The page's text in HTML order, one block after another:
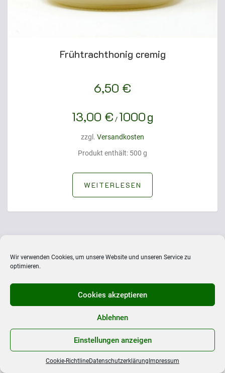
Wir verwenden Cookies, um unsere Website und unseren Service zu
optimieren.
Cookies akzeptieren
Ablehnen
Einstellungen anzeigen
Cookie-RichtlineDatenschutzerklärung Impressum
Frühtrachthonig cremig
6,50 €
13,00 € / 1000g
zzgl. Versandkosten
Produkt enthält: 500 g
WEITERLESEN
Wichtige Informationen:
Cookie-Richtline
Datenschutzerklärung
Echtheit von Bewertungen